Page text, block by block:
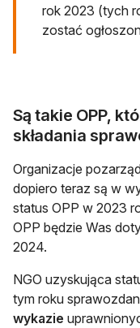
rok 2023 (tych
zostać
Są takie OPP,
składania
Organizacje
dopiero teraz są w
status OPP w 2023
OPP będzie Was
2024.
NGO uzyskująca
tym roku
wykazie